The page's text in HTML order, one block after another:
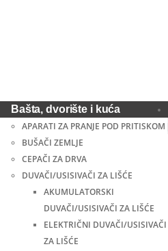
Bašta, dvorište i kuća
APARATI ZA PRANJE POD PRITISKOM
BUŠAČI ZEMLJE
CEPAČI ZA DRVA
DUVAČI/USISIVAČI ZA LIŠĆE
AKUMULATORSKI
DUVAČI/USISIVAČI ZA LIŠĆE
ELEKTRIČNI DUVAČI/USISIVAČI
ZA LIŠĆE